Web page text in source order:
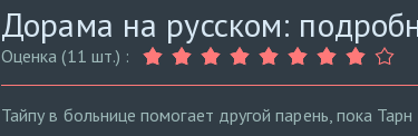
Дорама на русском:
Оценка (11 шт.) :
Тайпу в больнице помогает другой парень, пока